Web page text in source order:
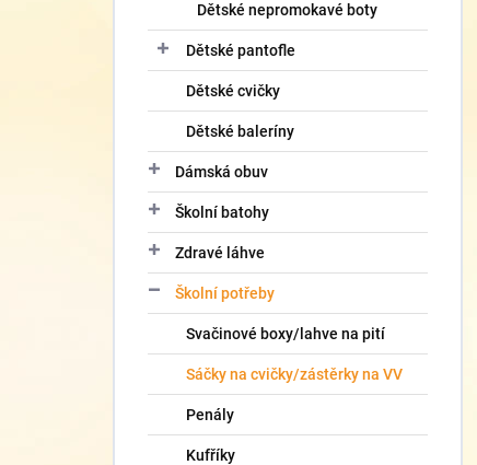
Dětské nepromokavé boty
Dětské pantofle
Dětské cvičky
Dětské baleríny
Dámská obuv
Školní batohy
Zdravé láhve
Školní potřeby
Svačinové boxy/lahve na pití
Sáčky na cvičky/zástěrky na VV
Penály
Kufříky